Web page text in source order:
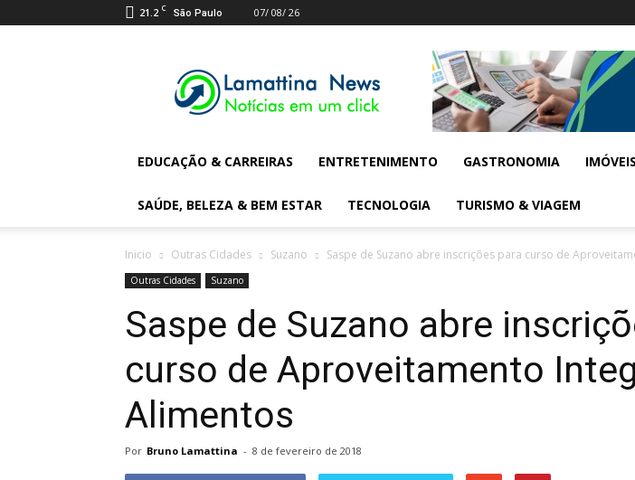
21.2 C São Paulo 07/ 08/ 26
Digital
News
EDUCAÇÃO & CARREIRAS ENTRETENIMENTO GASTRONOMIA
SAÚDE, BELEZA & BEM ESTAR TECNOLOGIA TURISMO & VIAGEM
Inicio Outras Cidades Suzano Saspe de Suzano abre inscrições para curso de
Outras Cidades Suzano
Saspe de Suzano abre
curso de Aproveitamento
Alimentos
Por Bruno Lamattina - 8 de fevereiro de 2018